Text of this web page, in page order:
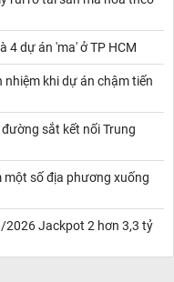
4 dự án 'ma' ở TP HCM
khi dự án chậm tiến
sắt kết nối Trung
một số địa phương xuống
Jackpot 2 hơn 3,3 tỷ